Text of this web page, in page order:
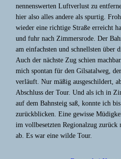
nennenswerten Luftverlust zu
hier also alles andere als spurtig.
wieder eine richtige Straße erreicht
und fuhr nach Zimmersrode. Der
am einfachsten und schnellsten über
Auch der nächste Zug schien
mich spontan für den Gilsatalweg,
verläuft. Nur mäßig ausgeschildert,
Abschluss der Tour. Und als ich in
auf dem Bahnsteig saß, konnte ich
zurückblicken. Eine gewisse
im vollbesetzten Regionalzug zurück
ab. Es war eine wilde Tour.